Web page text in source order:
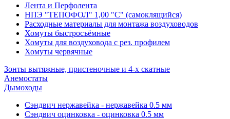
Лента и Перфолента
НПЭ "ТЕПОФОЛ" 1,00 "С" (самоклящийся)
Расходные материалы для монтажа воздуховодов
Хомуты быстросъёмные
Хомуты для воздуховода с рез. профилем
Хомуты червячные
Зонты вытяжные, пристеночные и 4-х скатные
Анемостаты
Дымоходы
Сэндвич нержавейка - нержавейка 0.5 мм
Сэндвич оцинковка - оцинковка 0.5 мм